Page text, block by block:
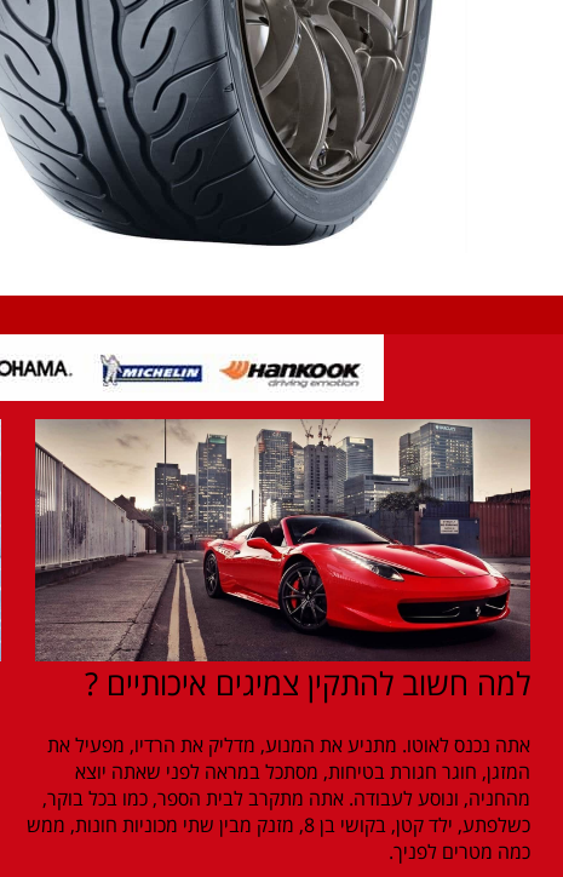
למה חשוב להתקין צמיגים איכותיים ?
אתה נכנס לאוטו. מתניע את המנוע, מדליק את הרדיו, מפעיל את
המזגן, חוגר חגורת בטיחות, מסתכל במראה לפני שאתה יוצא
מהחניה, ונוסע לעבודה. אתה מתקרב לבית הספר, כמו בכל בוקר,
כשלפתע, ילד קטן, בקושי בן 8, מזנק מבין שתי מכוניות חונות, ממש
כמה מטרים לפניך.